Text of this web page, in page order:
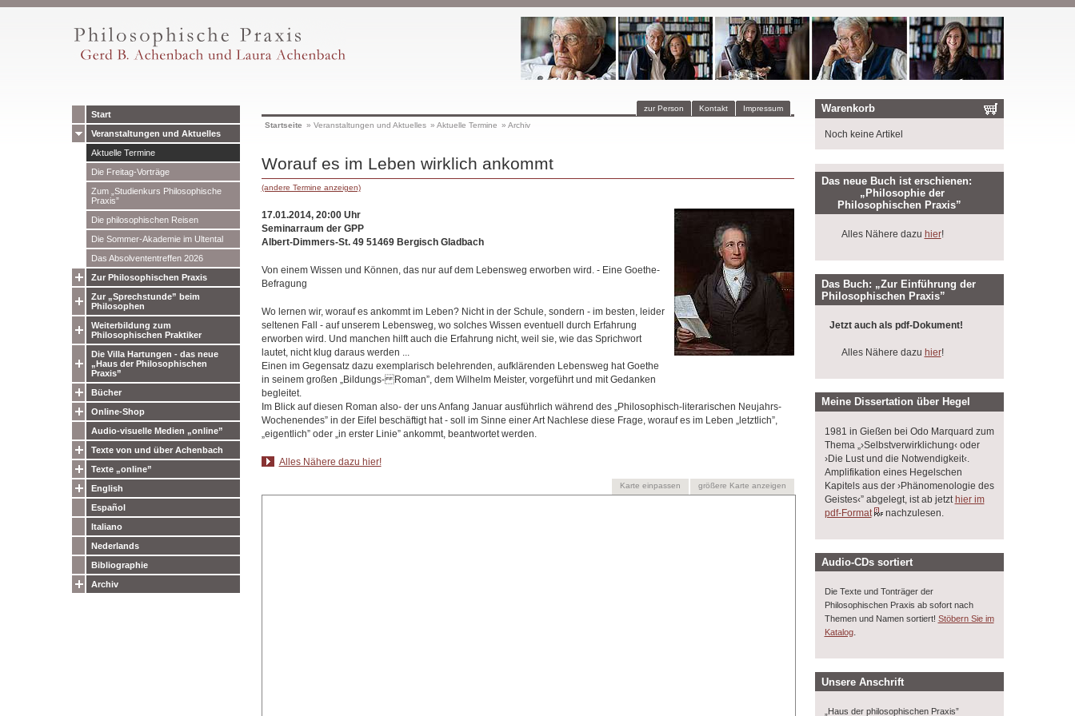
Start
Veranstaltungen und Aktuelles
Aktuelle Termine
Die Freitag-Vorträge
Zum „Studienkurs Philosophische
Praxis”
Die philosophischen Reisen
Die Sommer-Akademie im Ultental
Das Absolvententreffen 2026
Zur Philosophischen Praxis
Zur „Sprechstunde” beim
Philosophen
Weiterbildung zum
Philosophischen Praktiker
Die Villa Hartungen - das neue
„Haus der Philosophischen
Praxis”
Bücher
Online-Shop
Audio-visuelle Medien „online”
Texte von und über Achenbach
Texte „online”
English
Español
Italiano
Nederlands
Bibliographie
Archiv
Impressum
Kontakt
zur Person
Startseite » Veranstaltungen und Aktuelles » Aktuelle Termine » Archiv
Worauf es im Leben wirklich ankommt
(andere Termine anzeigen)
17.01.2014, 20:00 Uhr
Seminarraum der GPP
Albert-Dimmers-St. 49 51469 Bergisch Gladbach
Von einem Wissen und Können, das nur auf dem Lebensweg erworben wird. - Eine Goethe-
Befragung
Wo lernen wir, worauf es ankommt im Leben? Nicht in der Schule, sondern - im besten, leider
seltenen Fall - auf unserem Lebensweg, wo solches Wissen eventuell durch Erfahrung
erworben wird. Und manchen hilft auch die Erfahrung nicht, weil sie, wie das Sprichwort
lautet, nicht klug daraus werden ...
Einen im Gegensatz dazu exemplarisch belehrenden, aufklärenden Lebensweg hat Goethe
in seinem großen „Bildungs- Roman”, dem Wilhelm Meister, vorgeführt und mit Gedanken
begleitet.
Im Blick auf diesen Roman also- der uns Anfang Januar ausführlich während des „Philosophisch-literarischen Neujahrs-
Wochenendes” in der Eifel beschäftigt hat - soll im Sinne einer Art Nachlese diese Frage, worauf es im Leben „letztlich”,
„eigentlich” oder „in erster Linie” ankommt, beantwortet werden.
Alles Nähere dazu hier!
größere Karte anzeigen
Karte einpassen
Warenkorb
Noch keine Artikel
Das neue Buch ist erschienen:
„Philosophie der
Philosophischen Praxis”
Alles Nähere dazu hier!
Das Buch: „Zur Einführung der
Philosophischen Praxis”
Jetzt auch als pdf-Dokument!
Alles Nähere dazu hier!
Meine Dissertation über Hegel
1981 in Gießen bei Odo Marquard zum
Thema „›Selbstverwirklichung‹ oder
›Die Lust und die Notwendigkeit‹.
Amplifikation eines Hegelschen
Kapitels aus der ›Phänomenologie des
Geistes‹” abgelegt, ist ab jetzt hier im
pdf-Format
nachzulesen.
Audio-CDs sortiert
Die Texte und Tonträger der
Philosophischen Praxis ab sofort nach
Themen und Namen sortiert! Stöbern Sie im
Katalog.
Unsere Anschrift
„Haus der philosophischen Praxis”